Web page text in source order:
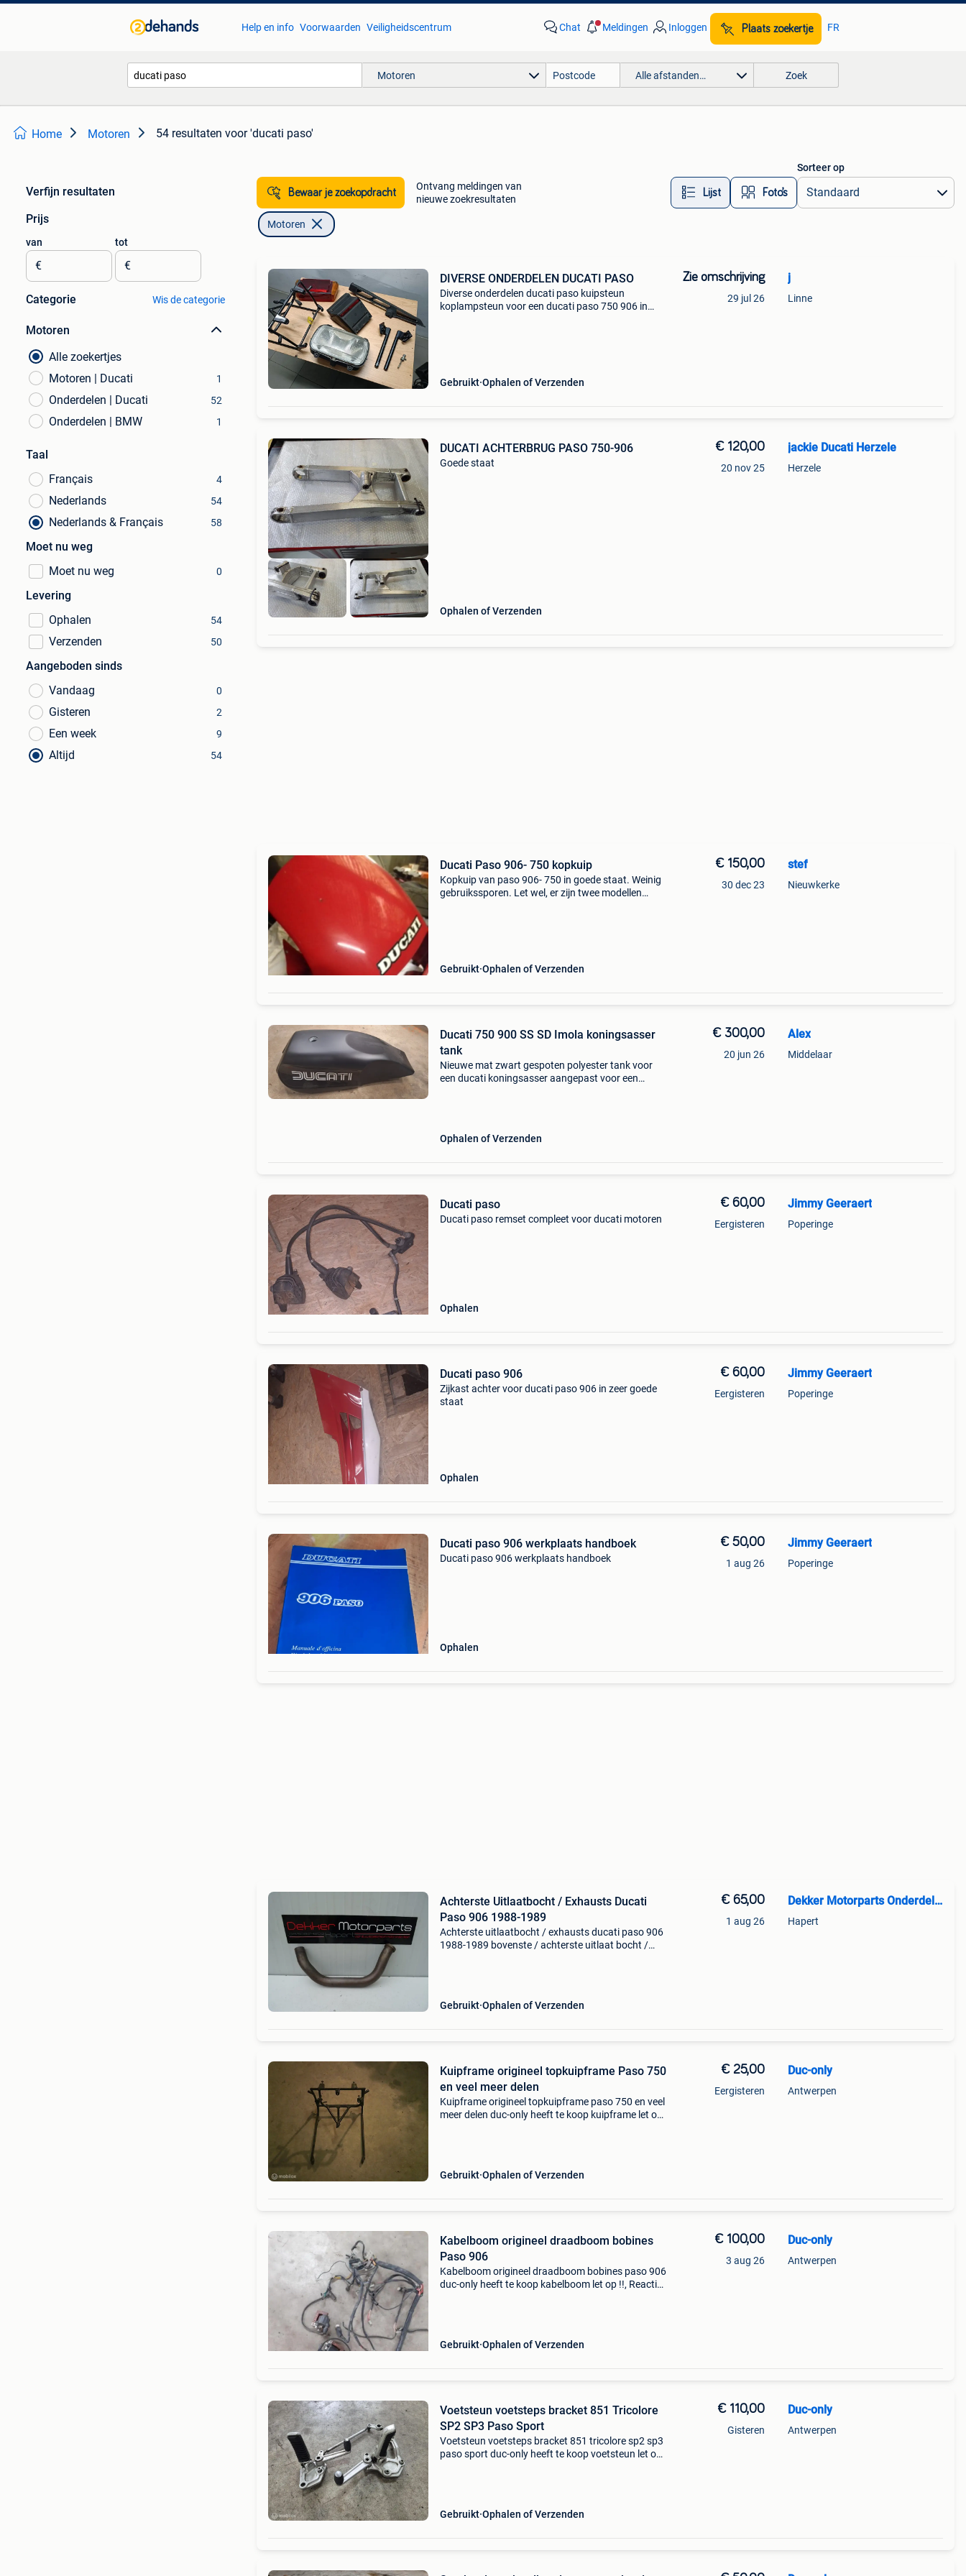
Help en info Voorwaarden Veiligheidscentrum Chat Meldingen Inloggen Plaats zoekertje FR
Motoren Alle afstanden… Zoek
Home Motoren 54 resultaten voor 'ducati paso'
Verfijn resultaten
Prijs
van
€
tot
€
Categorie Wis de categorie
Motoren
Alle zoekertjes
Motoren | Ducati
1
Onderdelen | Ducati 52
Onderdelen | BMW 1
Taal
Français
4
Nederlands 54
Nederlands & Français 58
Moet nu weg
Moet nu weg
0
Levering
Ophalen
54
Verzenden 50
Aangeboden sinds
Vandaag
0
Gisteren 2
Een week 9
Altijd 54
Bewaar je zoekopdracht
Ontvang meldingen van
nieuwe zoekresultaten
Lijst Foto’s
Sorteer op
Motoren
DIVERSE ONDERDELEN DUCATI PASO
Diverse onderdelen ducati paso kuipsteun
koplampsteun voor een ducati paso 750 906 in
Gebruikt Ophalen of Verzenden
Zie omschrijving
29 jul 26
j
Linne
DUCATI ACHTERBRUG PASO 750-906
Goede staat
Ophalen of Verzenden
€ 120,00
20 nov 25
jackie Ducati Herzele
Herzele
Ducati Paso 906- 750 kopkuip
Kopkuip van paso 906- 750 in goede staat. Weinig
gebruikssporen. Let wel, er zijn twee modellen
Gebruikt Ophalen of Verzenden
€ 150,00
30 dec 23
stef
Nieuwkerke
Ducati 750 900 SS SD Imola koningsasser
tank
Nieuwe mat zwart gespoten polyester tank voor
een ducati koningsasser aangepast voor een
Ophalen of Verzenden
€ 300,00
20 jun 26
Alex
Middelaar
Ducati paso
Ducati paso remset compleet voor ducati motoren
Ophalen
€ 60,00
Eergisteren
Jimmy Geeraert
Poperinge
Ducati paso 906
Zijkast achter voor ducati paso 906 in zeer goede
staat
Ophalen
€ 60,00
Eergisteren
Jimmy Geeraert
Poperinge
Ducati paso 906 werkplaats handboek
Ducati paso 906 werkplaats handboek
Ophalen
€ 50,00
1 aug 26
Jimmy Geeraert
Poperinge
Achterste Uitlaatbocht / Exhausts Ducati
Paso 906 1988-1989
Achterste uitlaatbocht / exhausts ducati paso 906
1988-1989 bovenste / achterste uitlaat bocht /
Gebruikt Ophalen of Verzenden
€ 65,00
1 aug 26
Dekker Motorparts Onderdelen
Hapert
Kuipframe origineel topkuipframe Paso 750
en veel meer delen
Kuipframe origineel topkuipframe paso 750 en veel
meer delen duc-only heeft te koop kuipframe let op
Gebruikt Ophalen of Verzenden
€ 25,00
Eergisteren
Duc-only
Antwerpen
Kabelboom origineel draadboom bobines
Paso 906
Kabelboom origineel draadboom bobines paso 906
duc-only heeft te koop kabelboom let op !!, Reacties
Gebruikt Ophalen of Verzenden
€ 100,00
3 aug 26
Duc-only
Antwerpen
Voetsteun voetsteps bracket 851 Tricolore
SP2 SP3 Paso Sport
Voetsteun voetsteps bracket 851 tricolore sp2 sp3
paso sport duc-only heeft te koop voetsteun let op
Gebruikt Ophalen of Verzenden
€ 110,00
Gisteren
Duc-only
Antwerpen